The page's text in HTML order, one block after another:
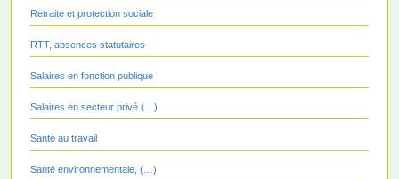
Retraite et protection sociale
RTT, absences statutaires
Salaires en fonction publique
Salaires en secteur privé (…)
Santé au travail
Santé environnementale, (…)